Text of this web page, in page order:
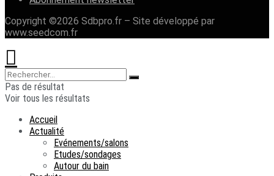
Copyright ©2026 Sdbpro.fr – Site développé par
www.seedcom.fr
Pas de résultat
Voir tous les résultats
Accueil
Actualité
Evénements/salons
Etudes/sondages
Autour du bain